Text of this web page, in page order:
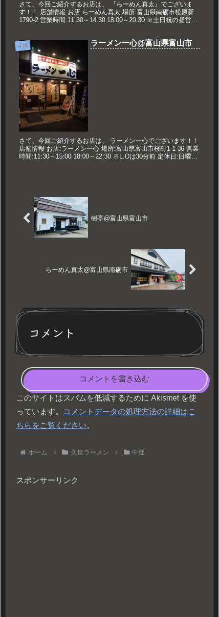
さて、今回ご紹介するお店は、 『らーめん真太』でございま
す！！ 店舗情報 お店:らーめん真太 場所:富山県南砺市松原新
1790-2 営業時間:11:30～14:30 18:00～20:30 ※土日祝の昼営業
中部 ラーメン一心@富山県富山市
さて、今回ご紹介するお店は、 ラーメン一心でございます！！
店舗情報 お店:ラーメン一心 場所:富山県富山市桜町1-1-36 営業
時間:11:30～15:00 18:00～22:30 ※L.Oは30分前 定休日:日曜日
樹亭@富山県富山市
らーめん真太@富山県南砺市
コメント
コメントを書き込む
このサイトはスパムを低減するために Akismet を使
っています。
コメントデータの処理方法の詳細はこ
ちらをご覧ください。
ホーム 久世ラーメン 中部
スポンサーリンク